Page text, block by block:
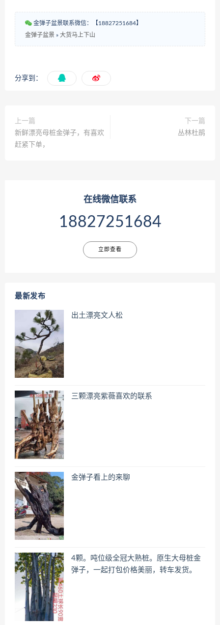
金弹子盆景联系微信：【18827251684】
金弹子盆景 » 大货马上下山
分享到：
上一篇
新鲜漂亮母桩金弹子，有喜欢
赶紧下单，
下一篇
丛林杜鹃
在线微信联系
18827251684
立即查看
最新发布
出土漂亮文人松
三颗漂亮紫薇喜欢的联系
金弹子看上的来聊
4颗。吨位级全冠大熟桩。原生大母桩金
弹子，一起打包价格美丽，转车发货。